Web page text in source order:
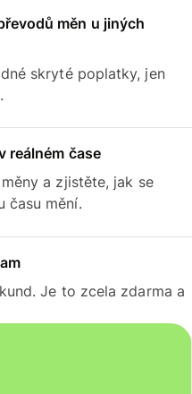
měn u jiných
skryté poplatky, jen
.
reálném čase
a zjistěte, jak se
času mění.
Je to zcela zdarma a